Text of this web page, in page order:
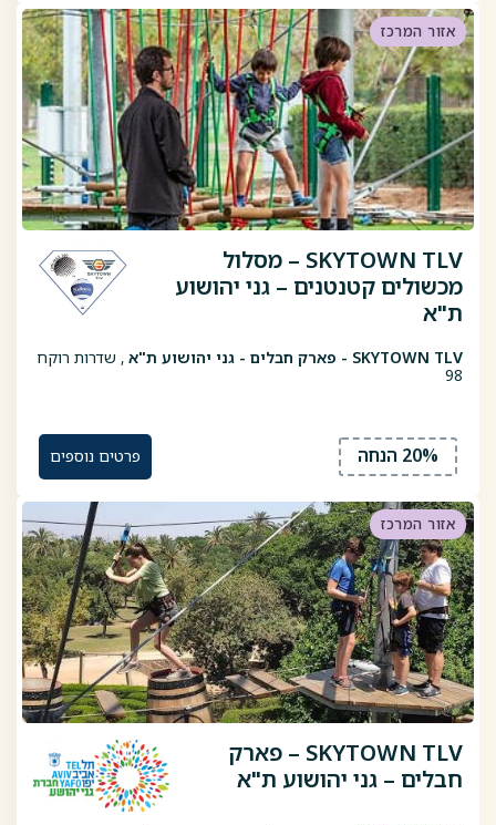
אזור המרכז
SKYTOWN TLV – מסלול
מכשולים קטנטנים – גני יהושוע
ת"א
SKYTOWN TLV - פארק חבלים - גני יהושוע ת"א
, שדרות רוקח
98
20% הנחה פרטים נוספים
אזור המרכז
SKYTOWN TLV – פארק
חבלים – גני יהושוע ת"א